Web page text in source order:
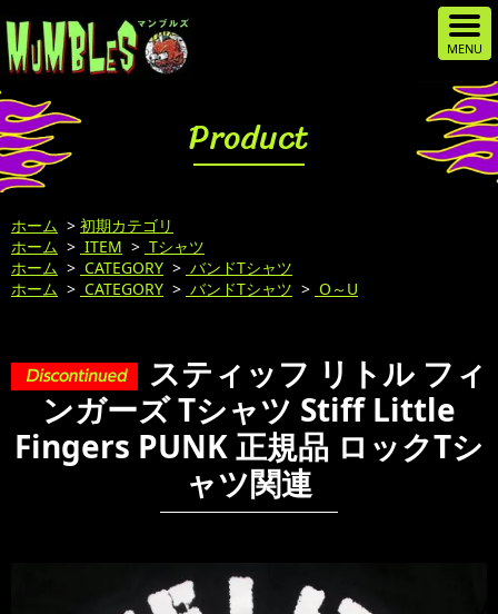
Product
ホーム > 初期カテゴリ
ホーム > ITEM > Tシャツ
ホーム > CATEGORY > バンドTシャツ
ホーム > CATEGORY > バンドTシャツ > O～U
スティッフ リトル フィ
ンガーズ Tシャツ Stiff Little
Fingers PUNK 正規品 ロックTシ
ャツ関連